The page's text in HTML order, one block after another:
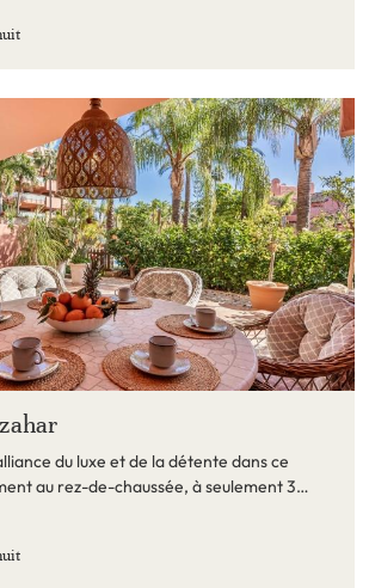
du luxe et de la détente dans ce
au rez-de-chaussée, à seulement 3